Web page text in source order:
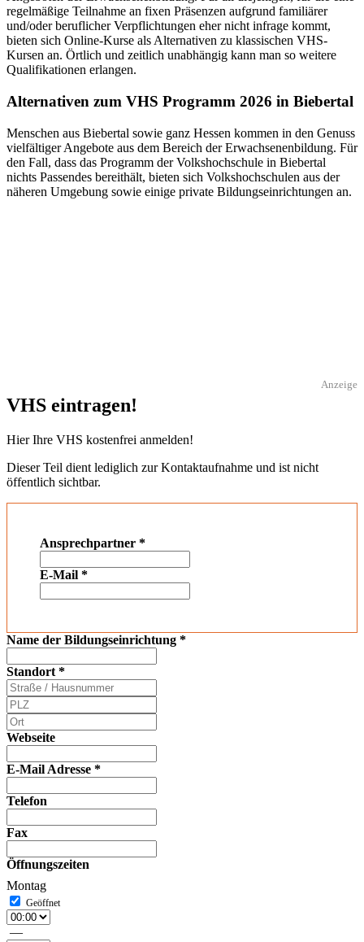
regelmäßige Teilnahme an fixen Präsenzen aufgrund familiärer
und/oder beruflicher Verpflichtungen eher nicht infrage kommt,
bieten sich Online-Kurse als Alternativen zu klassischen VHS-
Kursen an. Örtlich und zeitlich unabhängig kann man so weitere
Qualifikationen erlangen.
Alternativen zum VHS Programm 2026 in Biebertal
Menschen aus Biebertal sowie ganz Hessen kommen in den Genuss
vielfältiger Angebote aus dem Bereich der Erwachsenenbildung. Für
den Fall, dass das Programm der Volkshochschule in Biebertal
nichts Passendes bereithält, bieten sich Volkshochschulen aus der
näheren Umgebung sowie einige private Bildungseinrichtungen an.
Anzeige
VHS eintragen!
Hier Ihre VHS kostenfrei anmelden!
Dieser Teil dient lediglich zur Kontaktaufnahme und ist nicht
öffentlich sichtbar.
Ansprechpartner *
E-Mail *
Name der Bildungseinrichtung *
Standort *
Webseite
E-Mail Adresse *
Telefon
Fax
Öffnungszeiten
Montag
—